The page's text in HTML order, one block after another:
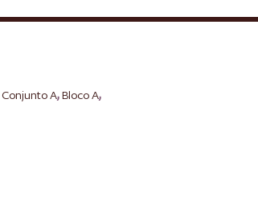
Conjunto A,Bloco A,